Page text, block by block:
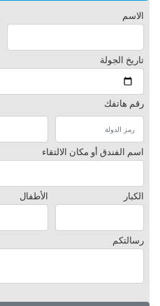
الاسم
تاريخ الجولة
رقم هاتفك
اسم الفندق أو مكان الالتقاء
الكبار الأطفال
رسالتكم